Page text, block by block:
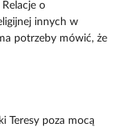
o
innych w
potrzeby mówić, że
Teresy poza mocą